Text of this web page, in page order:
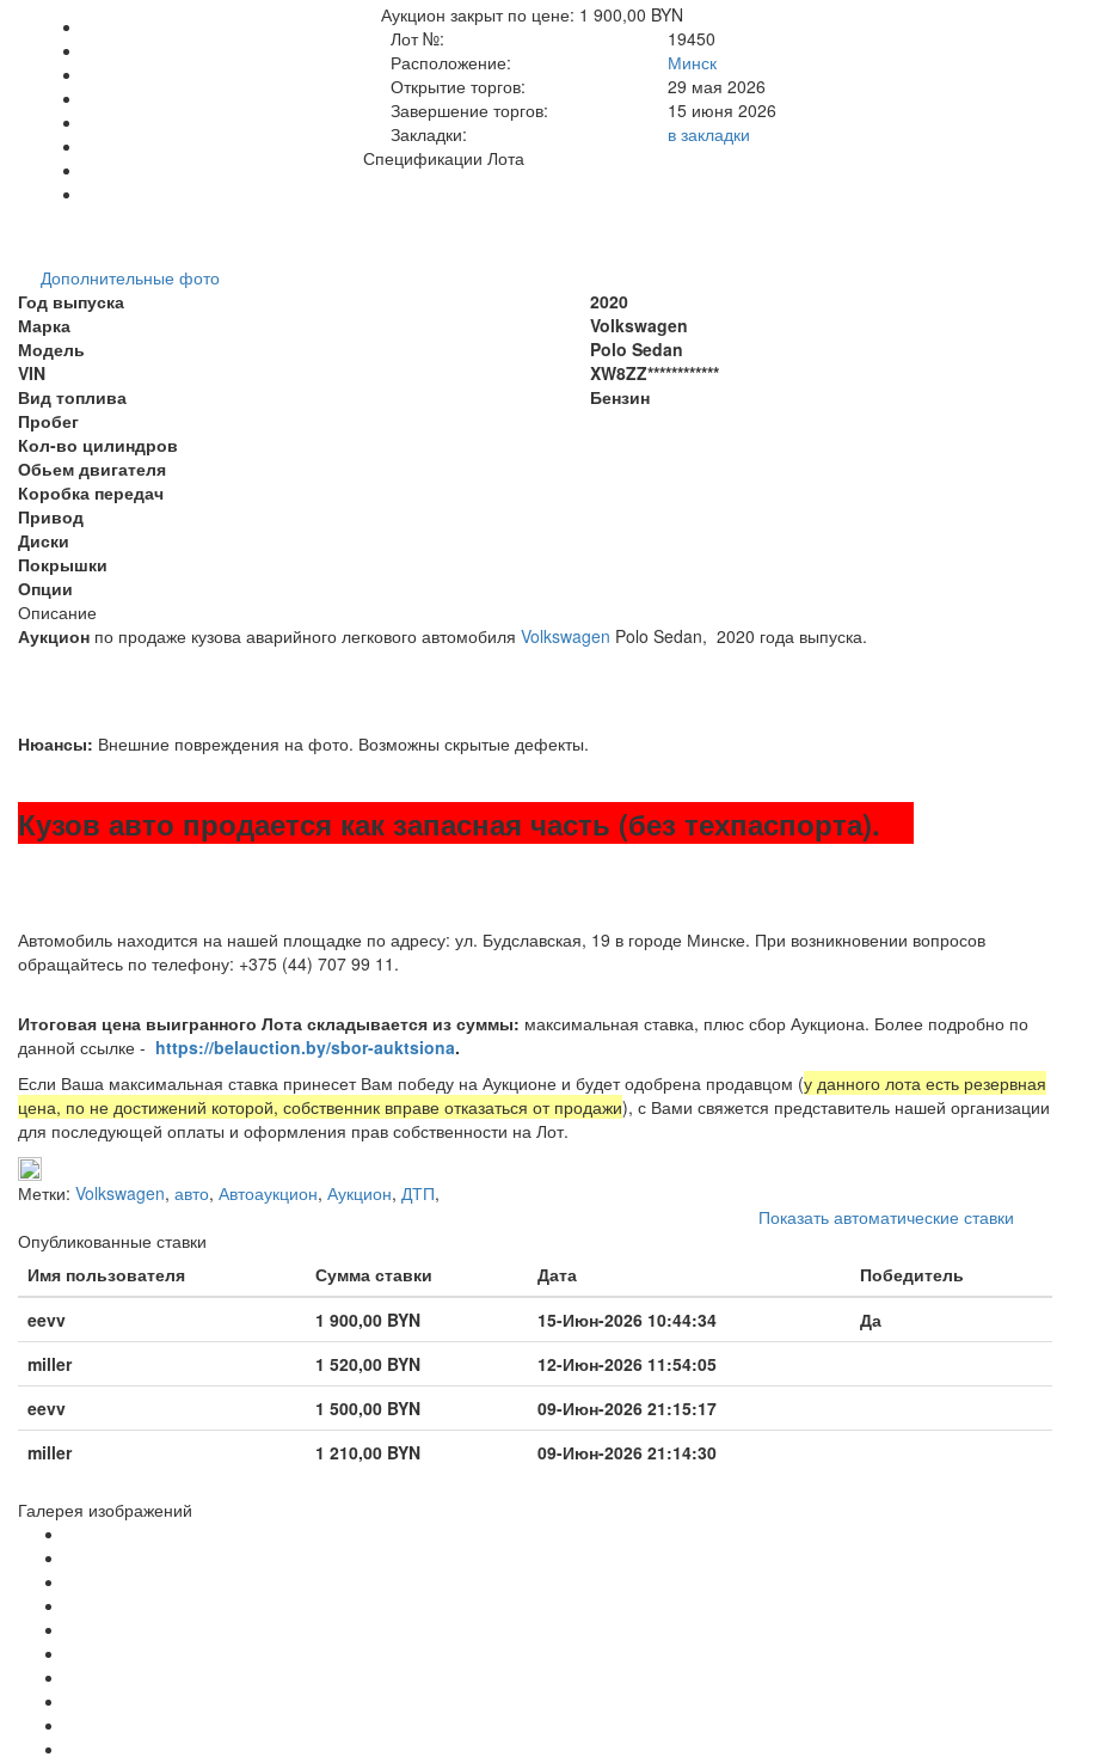
Дополнительные фото
Аукцион закрыт по цене: 1 900,00 BYN
Лот №:
19450
Расположение:
Минск
Открытие торгов:
29 мая 2026
Завершение торгов:
15 июня 2026
Закладки:
в закладки
Спецификации Лота
Год выпуска
2020
Марка
Volkswagen
Модель
Polo Sedan
VIN
XW8ZZ************
Вид топлива
Бензин
Пробег
Кол-во цилиндров
Обьем двигателя
Коробка передач
Привод
Диски
Покрышки
Опции
Описание
Аукцион по продаже кузова аварийного легкового автомобиля Volkswagen Polo Sedan, 2020 года выпуска.
Нюансы: Внешние повреждения на фото. Возможны скрытые дефекты.
Кузов авто продается как запасная часть (без техпаспорта).
Автомобиль находится на нашей площадке по адресу: ул. Будславская, 19 в городе Минске. При возникновении вопросов
обращайтесь по телефону: +375 (44) 707 99 11.
Итоговая цена выигранного Лота складывается из суммы: максимальная ставка, плюс сбор Аукциона. Более подробно по
данной ссылке - https://belauction.by/sbor-auktsiona.
Если Ваша максимальная ставка принесет Вам победу на Аукционе и будет одобрена продавцом (у данного лота есть резервная
цена, по не достижений которой, собственник вправе отказаться от продажи), с Вами свяжется представитель нашей организации
для последующей оплаты и оформления прав собственности на Лот.
Метки: Volkswagen, авто, Автоаукцион, Аукцион, ДТП,
Показать автоматические ставки
Опубликованные ставки
Имя пользователя
Сумма ставки Дата
Победитель
eevv
1 900,00 BYN 15-Июн-2026 10:44:34
Да
miller
1 520,00 BYN
12-Июн-2026 11:54:05
eevv
1 500,00 BYN
09-Июн-2026 21:15:17
miller
1 210,00 BYN 09-Июн-2026 21:14:30
Галерея изображений